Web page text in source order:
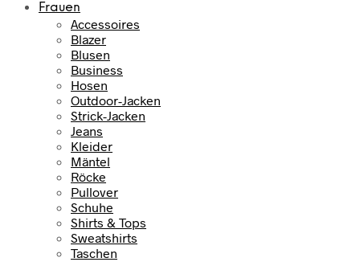
Frauen
Accessoires
Blazer
Blusen
Business
Hosen
Outdoor-Jacken
Strick-Jacken
Jeans
Kleider
Mäntel
Röcke
Pullover
Schuhe
Shirts & Tops
Sweatshirts
Taschen